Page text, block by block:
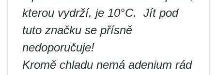
kterou vydrží, je 10°C. ️ Jít pod
tuto značku se přísně
nedoporučuje!
Kromě chladu nemá adenium rád